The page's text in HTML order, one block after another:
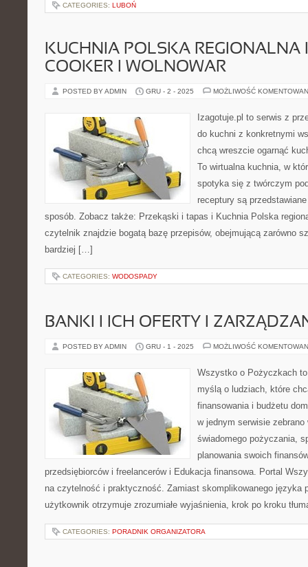
CATEGORIES: LUBOŃ
KUCHNIA POLSKA REGIONALNA
COOKER I WOLNOWAR
POSTED BY ADMIN GRU - 2 - 2025 MOŻLIWOŚĆ
Izagotuje.pl to serwis z
do kuchni z konkretnymi
chcą wreszcie ogarnąć
To wirtualna kuchnia, w
spotyka się z twórczym
receptury są
sposób. Zobacz także: Przekąski i tapas i Kuchnia Polska
czytelnik znajdzie bogatą bazę przepisów, obejmującą zarówno
bardziej […]
CATEGORIES: WODOSPADY
BANKI I ICH OFERTY I
POSTED BY ADMIN GRU - 1 - 2025 MOŻLIWOŚĆ
Wszystko o Pożyczkach
myślą o ludziach, które
finansowania i budżetu
w jednym serwisie zebrano
świadomego pożyczania,
planowania swoich
przedsiębiorców i freelancerów i Edukacja finansowa. Portal
na czytelność i praktyczność. Zamiast skomplikowanego języka
użytkownik otrzymuje zrozumiałe wyjaśnienia, krok po kroku
CATEGORIES: PORADNIK ORGANIZATORA